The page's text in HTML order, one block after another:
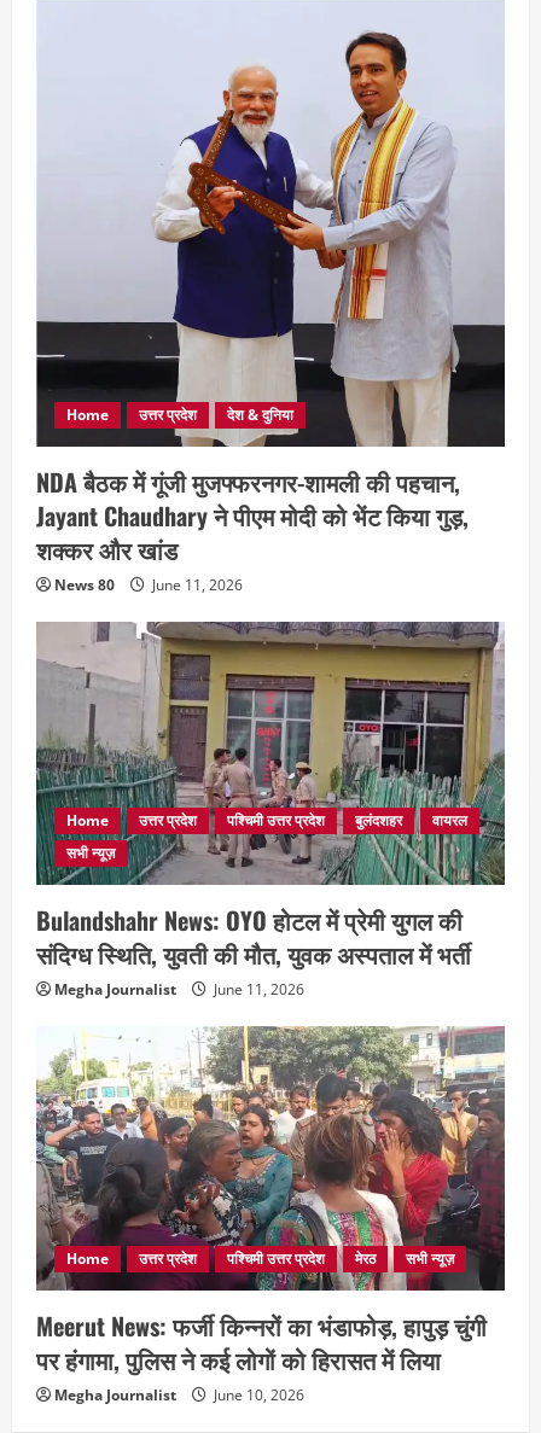
Home उत्तर प्रदेश देश & दुनिया
NDA बैठक में गूंजी मुजफ्फरनगर-शामली की पहचान,
Jayant Chaudhary ने पीएम मोदी को भेंट किया गुड़,
शक्कर और खांड
News 80 June 11, 2026
Home उत्तर प्रदेश पश्चिमी उत्तर प्रदेश बुलंदशहर
वायरल
सभी न्यूज़
Bulandshahr News: OYO होटल में प्रेमी युगल की
संदिग्ध स्थिति, युवती की मौत, युवक अस्पताल में भर्ती
Megha Journalist June 11, 2026
Home उत्तर प्रदेश पश्चिमी उत्तर प्रदेश मेरठ सभी न्यूज़
Meerut News: फर्जी किन्नरों का भंडाफोड़, हापुड़ चुंगी
पर हंगामा, पुलिस ने कई लोगों को हिरासत में लिया
Megha Journalist June 10, 2026